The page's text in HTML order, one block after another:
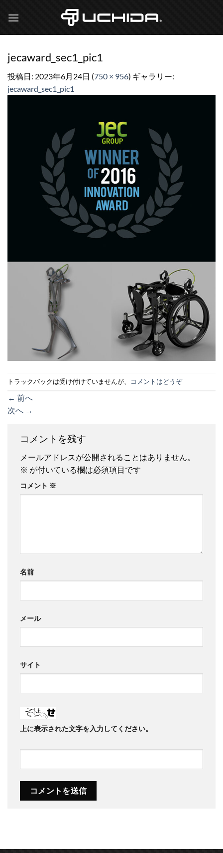
jecaward_sec1_pic1
投稿日: 2023年6月24日 (750 × 956) ギャラリー:
jecaward_sec1_pic1
トラックバックは受け付けていませんが、 コメントはどうぞ
← 前へ
次へ →
コメントを残す
メールアドレスが公開されることはありません。
※ が付いている欄は必須項目です
コメント ※
名前
メール
サイト
上に表示された文字を入力してください。